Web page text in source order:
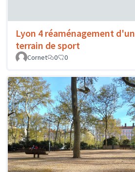
Lyon 4 réaménagement d'un
terrain de sport
Cornet
0 0